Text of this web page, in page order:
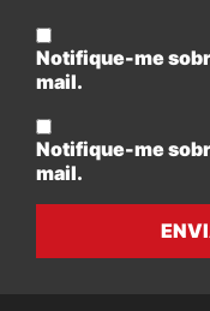
Notifique-me
mail.
Notifique-me
mail.